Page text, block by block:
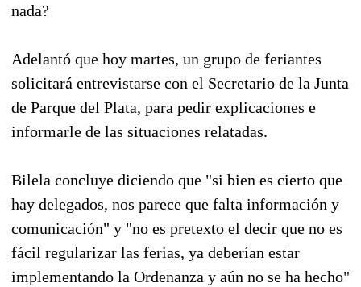
nada?
Adelantó que hoy martes, un grupo de feriantes
solicitará entrevistarse con el Secretario de la Junta
de Parque del Plata, para pedir explicaciones e
informarle de las situaciones relatadas.
Bilela concluye diciendo que "si bien es cierto que
hay delegados, nos parece que falta información y
comunicación" y "no es pretexto el decir que no es
fácil regularizar las ferias, ya deberían estar
implementando la Ordenanza y aún no se ha hecho"